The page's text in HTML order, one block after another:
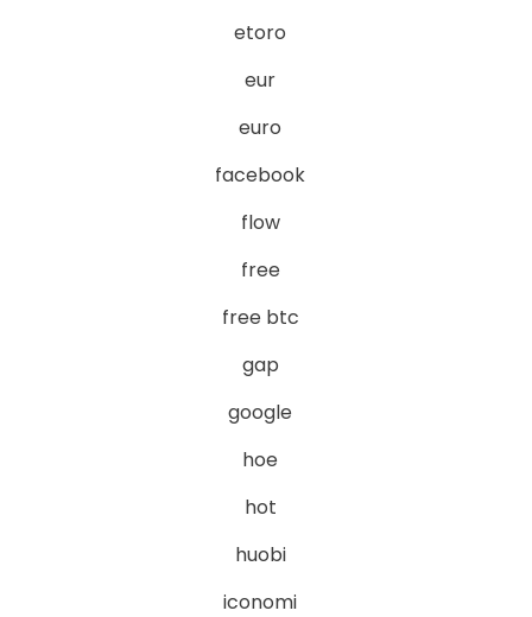
etoro
eur
euro
facebook
flow
free
free btc
gap
google
hoe
hot
huobi
iconomi